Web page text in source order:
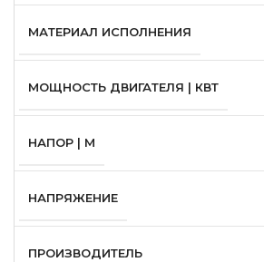
МАТЕРИАЛ ИСПОЛНЕНИЯ
МОЩНОСТЬ ДВИГАТЕЛЯ | КВТ
НАПОР | М
НАПРЯЖЕНИЕ
ПРОИЗВОДИТЕЛЬ